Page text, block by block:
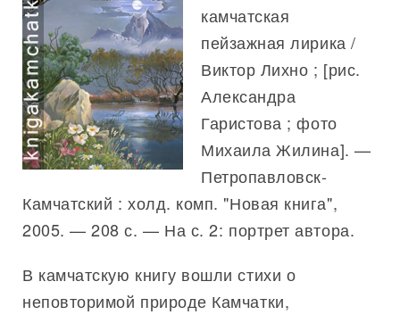
камчатская
пейзажная лирика /
Виктор Лихно ; [рис.
Александра
Гаристова ; фото
Михаила Жилина]. —
Петропавловск-
Камчатский : холд. комп. "Новая книга",
2005. — 208 с. — На с. 2: портрет автора.
В камчатскую книгу вошли стихи о
неповторимой природе Камчатки,